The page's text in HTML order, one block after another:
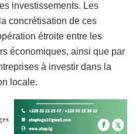
investissements. Les
concrétisation de ces
étroite entre les
économiques, ainsi que par
à investir dans la
locale.